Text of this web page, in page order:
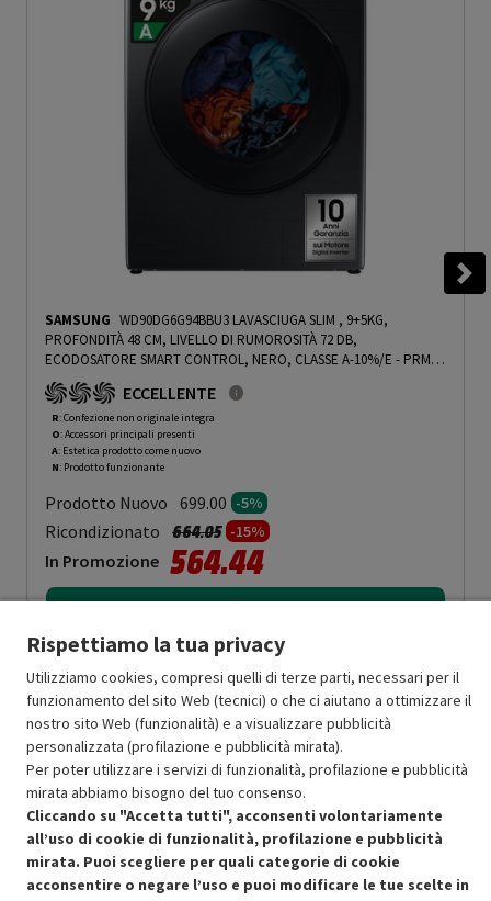
SAMSUNG WD90DG6G94BBU3 LAVASCIUGA SLIM , 9+5KG,
PROFONDITÀ 48 CM, LIVELLO DI RUMOROSITÀ 72 DB,
ECODOSATORE SMART CONTROL, NERO, CLASSE A-10%/E - PRMG
GRADING ROAN - 4.99%
ECCELLENTE
R: Confezione non originale integra
O: Accessori principali presenti
A: Estetica prodotto come nuovo
N: Prodotto funzionante
Prodotto Nuovo 699.00 -5%
Ricondizionato Prezzo ridotto da
664.05a-15%
In Promozione 564.44
SCONTO RICONDIZIONATI
Approfitta dello sconto del 15% sul prodotto ricondizionato.
Condizioni generali di vendita Recedere dal contratto qui
Rispettiamo la tua privacy
Utilizziamo cookies, compresi quelli di terze parti, necessari per il
funzionamento del sito Web (tecnici) o che ci aiutano a ottimizzare il
nostro sito Web (funzionalità) e a visualizzare pubblicità
personalizzata (profilazione e pubblicità mirata).
Per poter utilizzare i servizi di funzionalità, profilazione e pubblicità
mirata abbiamo bisogno del tuo consenso.
Cliccando su "Accetta tutti", acconsenti volontariamente
all’uso di cookie di funzionalità, profilazione e pubblicità
mirata. Puoi scegliere per quali categorie di cookie
acconsentire o negare l’uso e puoi modificare le tue scelte in